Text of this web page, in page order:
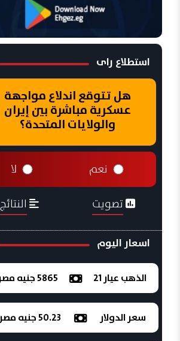
استطلاع راى
هل تتوقع اندلاع مواجهة
عسكرية مباشرة بين إيران
والولايات المتحدة؟
نعم لا
تصويت النتائج
اسعار اليوم
الذهب عيار 21 5865 جنيه مصري
سعر الدولار 50.23 جنيه مصري